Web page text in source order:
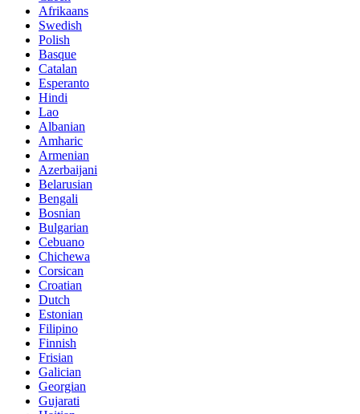
Afrikaans
Swedish
Polish
Basque
Catalan
Esperanto
Hindi
Lao
Albanian
Amharic
Armenian
Azerbaijani
Belarusian
Bengali
Bosnian
Bulgarian
Cebuano
Chichewa
Corsican
Croatian
Dutch
Estonian
Filipino
Finnish
Frisian
Galician
Georgian
Gujarati